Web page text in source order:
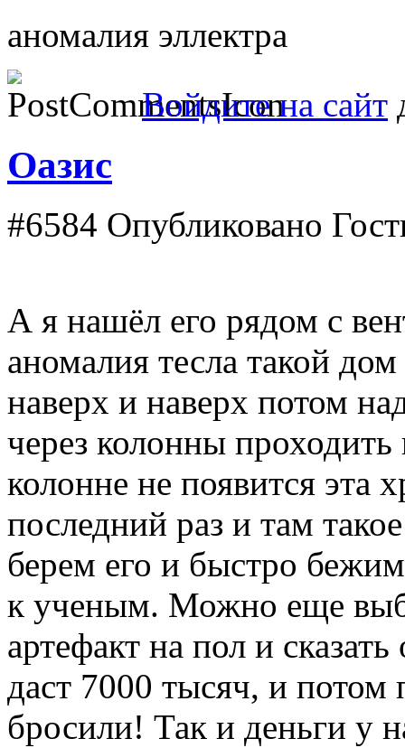
аномалия эллектра
Войдите на сайт
Оазис
#6584 Опубликовано
А я нашёл его рядом с
аномалия тесла такой
наверх и наверх потом
через колонны
колонне не появится эта
последний раз и там
берем его и быстро
к ученым. Можно еще
артефакт на пол и
даст 7000 тысяч, и
бросили! Так и деньги у